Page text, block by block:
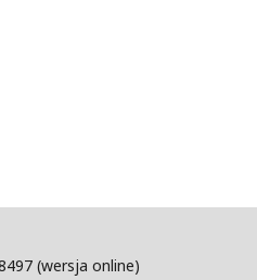
(wersja online)